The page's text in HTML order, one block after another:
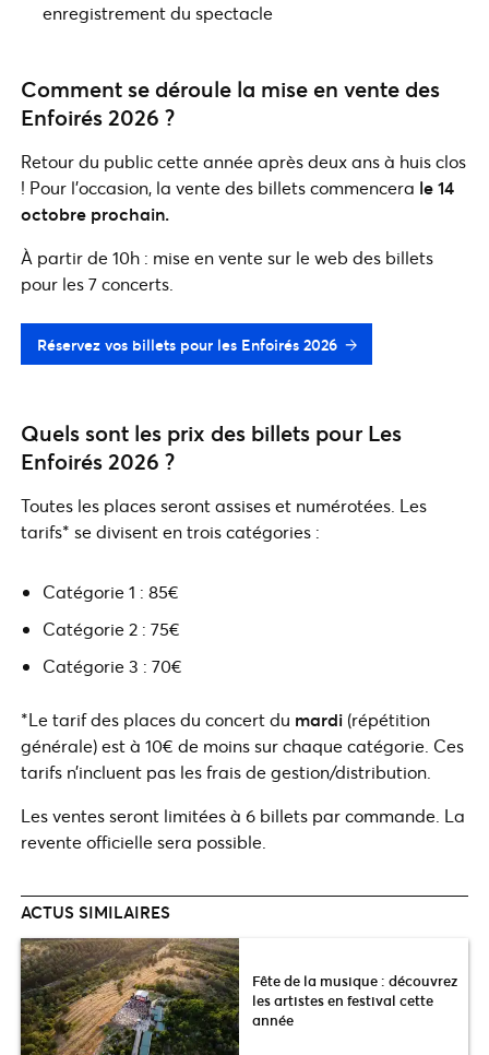
enregistrement du spectacle
Comment se déroule la mise en vente des
Enfoirés 2026 ?
Retour du public cette année après deux ans à huis clos
! Pour l’occasion, la vente des billets commencera le 14
octobre prochain.
À partir de 10h : mise en vente sur le web des billets
pour les 7 concerts.
Réservez vos billets pour les Enfoirés 2026
Quels sont les prix des billets pour Les
Enfoirés 2026 ?
Toutes les places seront assises et numérotées. Les
tarifs* se divisent en trois catégories :
Catégorie 1 : 85€
Catégorie 2 : 75€
Catégorie 3 : 70€
*Le tarif des places du concert du mardi (répétition
générale) est à 10€ de moins sur chaque catégorie. Ces
tarifs n’incluent pas les frais de gestion/distribution.
Les ventes seront limitées à 6 billets par commande. La
revente officielle sera possible.
ACTUS SIMILAIRES
Fête de la musique : découvrez
les artistes en festival cette
année